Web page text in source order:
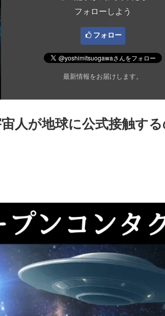
フォローしよう
フォロー
最新情報をお届けします。
人が地球に公式接触する